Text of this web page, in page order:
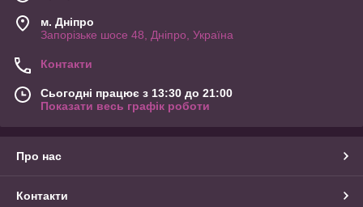
м. Дніпро
Запорізьке шосе 48, Дніпро, Україна
Контакти
Сьогодні працює з 13:30 до 21:00
Показати весь графік роботи
Про нас
Контакти